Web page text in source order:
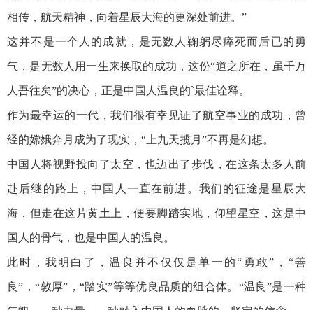
相传，航天精神，向着星辰大海的更深处前进。”
这并不是一个人的成就，是无数人鞠躬尽瘁死而后已的勇
气，是无数人用一生来换取的成功，这份“道之所在，虽千万
人吾往矣”的决心，正是中国人温良的`最佳诠释。
作为最幸运的一代，我们很有幸见证了航空事业的成功，曾
经的嫦娥奔月成为了现实，“上九天揽月”不再是幻想。
中国人将视野投向了太空，也迈出了步伐，在这条太多人前
赴后继的路上，中国人一直在前进。我们的征途是星辰大
海，但走在这片黄土上，便要脚踏实地，仰望星空，这是中
国人的骨气，也是中国人的温良。
此时，我明白了，温良并不仅仅是单一的“勇敢”，“善
良”，“敦厚”，“踏实”等等优良品质的组合体。“温良”是一种